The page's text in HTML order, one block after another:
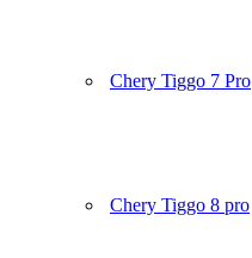
Chery Tiggo 7 Pro
Chery Tiggo 8 pro